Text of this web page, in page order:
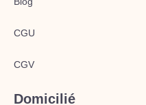
CGU
CGV
Domicilié